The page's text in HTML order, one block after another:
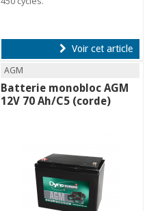
Voir cet article
AGM
Batterie monobloc AGM
12V 70 Ah/C5 (corde)